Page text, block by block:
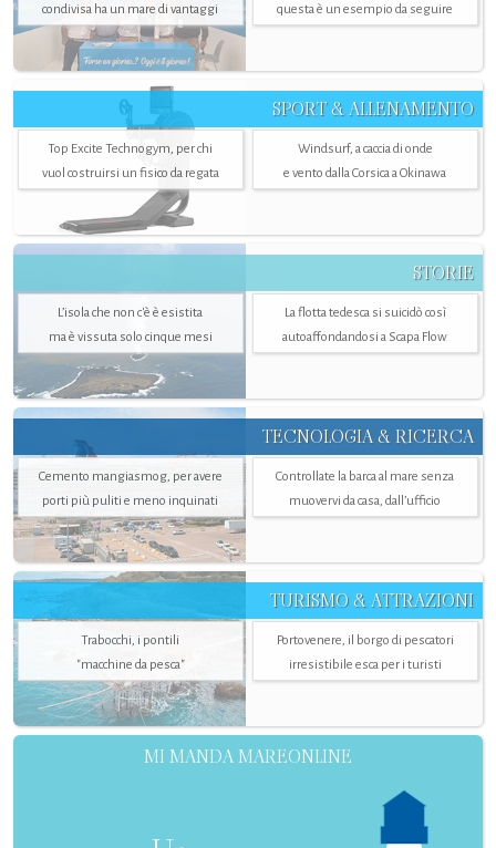
condivisa ha un mare di vantaggi questa è un esempio da seguire
SPORT & ALLENAMENTO
Top Excite Technogym, per chi
vuol costruirsi un fisico da regata
Windsurf, a caccia di onde
e vento dalla Corsica a Okinawa
STORIE
L’isola che non c'è è esistita
ma è vissuta solo cinque mesi
La flotta tedesca si suicidò così
autoaffondandosi a Scapa Flow
TECNOLOGIA & RICERCA
Cemento mangiasmog, per avere
porti più puliti e meno inquinati
Controllate la barca al mare senza
muovervi da casa, dall’ufficio
TURISMO & ATTRAZIONI
Trabocchi, i pontili
"macchine da pesca"
Portovenere, il borgo di pescatori
irresistibile esca per i turisti
MI MANDA MAREONLINE